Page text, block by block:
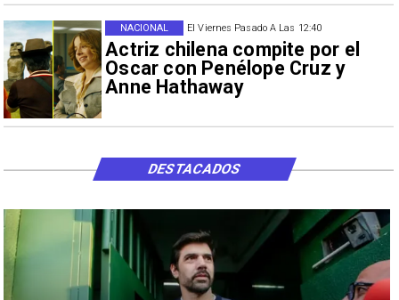
El Viernes Pasado A Las 12:40
Actriz chilena compite por el
Oscar con Penélope Cruz y
Anne Hathaway
NACIONAL
DESTACADOS